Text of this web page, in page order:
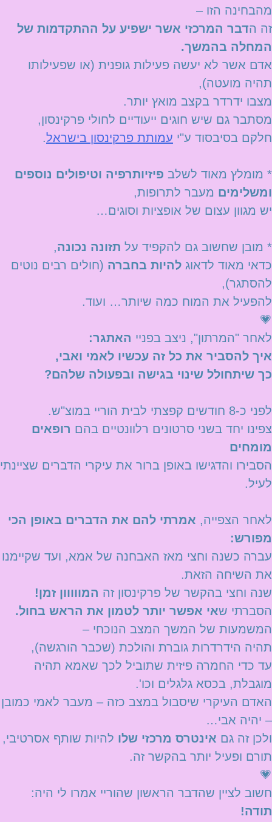
מהבחינה הזו –
זה הדבר המרכזי אשר ישפיע על ההתקדמות של
המחלה בהמשך.
אדם אשר לא יעשה פעילות גופנית (או שפעילותו
תהיה מועטה),
מצבו ידרדר בקצב מואץ יותר.
מסתבר גם שיש חוגים ייעודיים לחולי פרקינסון,
חלקם בסיבסוד ע"י עמותת פרקינסון בישראל.
* מומלץ מאוד לשלב פיזיותרפיה וטיפולים נוספים
ומשלימים מעבר לתרופות,
יש מגוון עצום של אופציות וסוגים…
* מובן שחשוב גם להקפיד על תזונה נכונה,
כדאי מאוד לדאוג להיות בחברה (חולים רבים נוטים
להסתגר),
להפעיל את המוח כמה שיותר… ועוד.
💗
לאחר "המרתון", ניצב בפניי האתגר:
איך להסביר את כל זה עכשיו לאמי ואבי,
כך שיתחולל שינוי בגישה ובפעולה שלהם?
לפני כ-8 חודשים קפצתי לבית הוריי במוצ"ש.
צפינו יחד בשני סרטונים רלוונטיים בהם רופאים
מומחים
הסבירו והדגישו באופן ברור את עיקרי הדברים שציינתי
לעיל.
לאחר הצפייה, אמרתי להם את הדברים באופן הכי
מפורש:
עברה כשנה וחצי מאז האבחנה של אמא, ועד שקיימנו
את השיחה הזאת.
שנה וחצי בהקשר של פרקינסון זה המווווון זמן!
הסברתי שאי אפשר יותר לטמון את הראש בחול.
המשמעות של המשך המצב הנוכחי –
תהיה הידרדרות גוברת והולכת (שכבר הורגשה),
עד כדי החמרה פיזית שתוביל לכך שאמא תהיה
מוגבלת, בכסא גלגלים וכו'.
האדם העיקרי שיסבול במצב כזה – מעבר לאמי כמובן
– יהיה אבי…
ולכן זה גם אינטרס מרכזי שלו להיות שותף אסרטיבי,
תורם ופעיל יותר בהקשר זה.
💗
חשוב לציין שהדבר הראשון שהוריי אמרו לי היה:
תודה!